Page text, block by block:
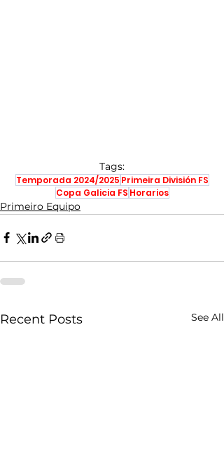
Tags:
Temporada 2024/2025 Primeira División FS
Copa Galicia FS Horarios
Primeiro Equipo
Recent Posts See All